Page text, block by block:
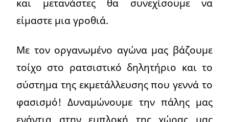
είμαστε μια γροθιά.
Με τον οργανωμένο αγώνα μας βάζουμε
τοίχο στο ρατσιστικό δηλητήριο και το
σύστημα της εκμετάλλευσης που γεννά το
φασισμό! Δυναμώνουμε την πάλης μας
ενάντια στην εμπλοκή της χώρας μας